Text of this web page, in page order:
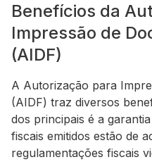
Benefícios da
Impressão de
(AIDF)
A Autorização para
(AIDF) traz diversos
dos principais é a
fiscais emitidos estão de
regulamentações fiscais